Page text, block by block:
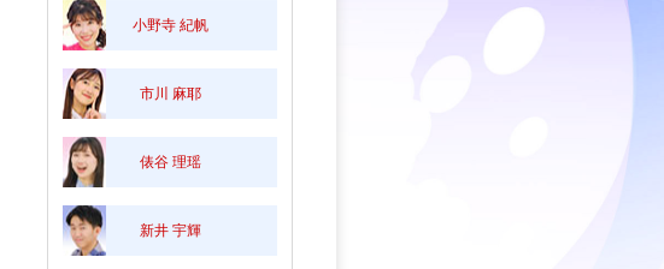
小野寺 紀帆
市川 麻耶
俵谷 理瑶
新井 宇輝